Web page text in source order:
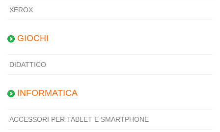
XEROX
GIOCHI
DIDATTICO
INFORMATICA
ACCESSORI PER TABLET E SMARTPHONE